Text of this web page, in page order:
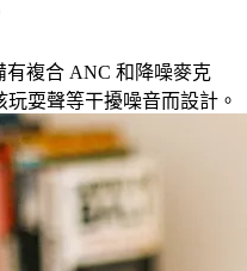
有複合 ANC 和降噪麥克
耍聲等干擾噪音而設計。